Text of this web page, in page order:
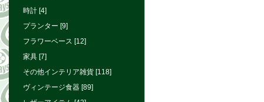
時計 [4]
プランター [9]
フラワーベース [12]
家具 [7]
その他インテリア雑貨 [118]
ヴィンテージ食器 [89]